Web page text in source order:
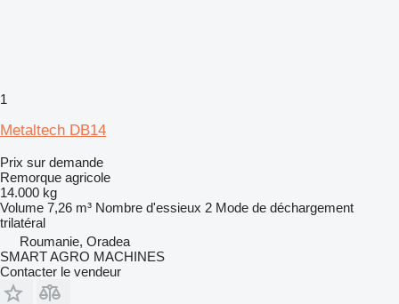
1
Metaltech DB14
Prix sur demande
Remorque agricole
14.000 kg
Volume 7,26 m³ Nombre d'essieux 2 Mode de déchargement
trilatéral
Roumanie, Oradea
SMART AGRO MACHINES
Contacter le vendeur